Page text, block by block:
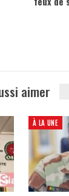
aimer
À LA UNE